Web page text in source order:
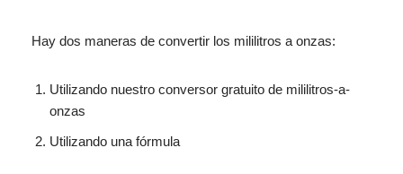
Hay dos maneras de convertir los mililitros a onzas:
Utilizando nuestro conversor gratuito de mililitros-a-
onzas
Utilizando una fórmula